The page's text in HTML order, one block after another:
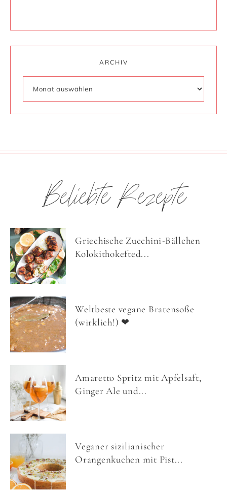
ARCHIV
Beliebte Rezepte
Griechische Zucchini-Bällchen
Kolokithokefted...
Weltbeste vegane Bratensoße
(wirklich!) ❤
Amaretto Spritz mit Apfelsaft,
Ginger Ale und...
Veganer sizilianischer
Orangenkuchen mit Pist...